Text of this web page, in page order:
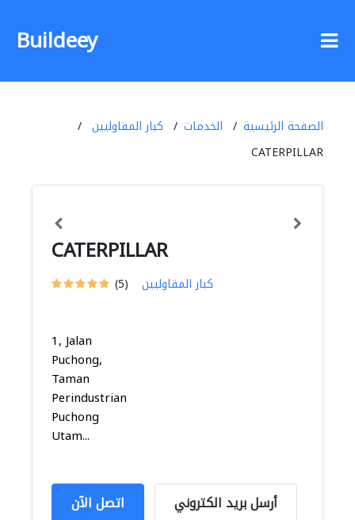
Buildeey
الصفحة الرئيسية الخدمات
كبار المقاوليين
CATERPILLAR
CATERPILLAR
(5) كبار المقاوليين
1, Jalan
Puchong,
Taman
Perindustrian
Puchong
Utam...
اتصل الآن أرسل بريد الكتروني